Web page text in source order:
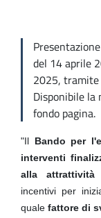
del 14 aprile
2025,
Disponibile la
fondo pagina.
"Il Bando per
interventi
alla
incentivi per
quale fattore di